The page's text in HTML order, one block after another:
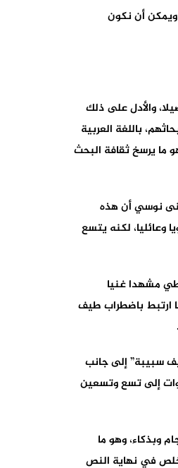
ويمكن أن نكون
والأدل على ذلك
باللغة العربية
ما يرسخ ثقافة البحث
نوسي أن هذه
وعائليا، لكنه يتسع
مشهدا غنيا
ارتبط باضطراب طيف
سبيبة” إلى جانب
إلى تسع وتسعين
وبذكاء، وهو ما
في نهاية النص